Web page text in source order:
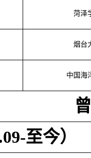
菏泽
烟台
中国海
曾
至今）